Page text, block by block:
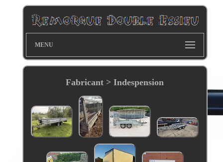
MENU
Fabricant > Indespension